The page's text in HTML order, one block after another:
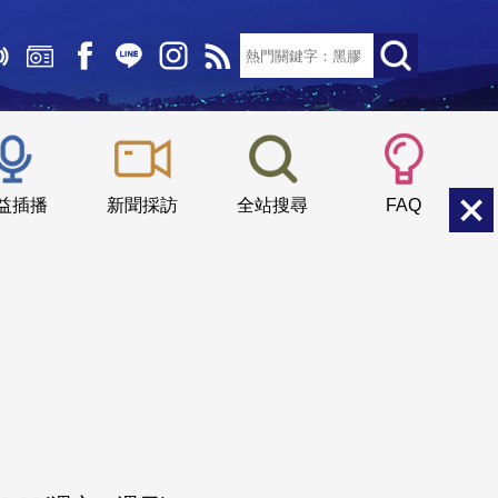
插播 新聞採訪 全站搜尋 FAQ
小 中